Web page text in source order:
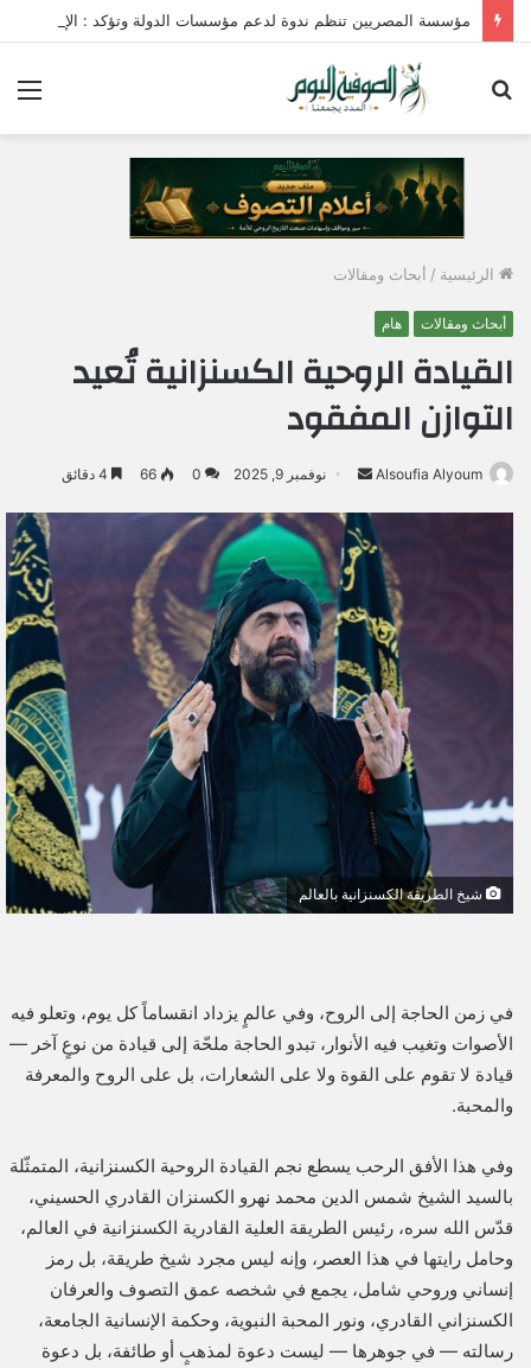
الرئيسية / أبحاث ومقالات
أبحاث ومقالات هام
القيادة الروحية الكسنزانية تُعيد
التوازن المفقود
Alsoufia Alyoum
س
ل
ر
د
ا
إ
ل
ك
و
ن
نوفمبر 9, 2025 0
66
شيخ الطريقة الكسنزانية بالعالم
في زمن الحاجة إلى الروح، وفي عالمٍ يزداد انقساماً كل يوم، وتعلو فيه
الأصوات وتغيب فيه الأنوار، تبدو الحاجة ملحّة إلى قيادة من نوعٍ آخر —
قيادة لا تقوم على القوة ولا على الشعارات، بل على الروح والمعرفة
والمحبة.
وفي هذا الأفق الرحب يسطع نجم القيادة الروحية الكسنزانية، المتمثّلة
بالسيد الشيخ شمس الدين محمد نهرو الكسنزان القادري الحسيني،
قدّس الله سره، رئيس الطريقة العلية القادرية الكسنزانية في العالم،
وحامل رايتها في هذا العصر، وإنه ليس مجرد شيخ طريقة، بل رمز
إنساني وروحي شامل، يجمع في شخصه عمق التصوف والعرفان
الكسنزاني القادري، ونور المحبة النبوية، وحكمة الإنسانية الجامعة،
رسالته — في جوهرها — ليست دعوة لمذهبٍ أو طائفة، بل دعوة